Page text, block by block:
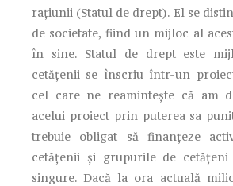
raţiunii (Statul de drept). El se
de societate, fiind un mijloc al
în sine. Statul de drept este
cetăţenii se înscriu într-un
cel care ne reaminteşte că am
acelui proiect prin puterea sa
trebuie obligat să finanţeze
cetăţenii şi grupurile de
singure. Dacă la ora actuală